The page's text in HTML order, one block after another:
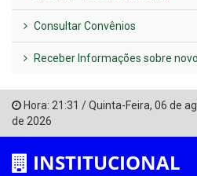
Consultar Convênios
Receber Informações sobre
Hora: 21:31 /Quinta-Feira, 06 de
de 2026
INSTITUCIONAL